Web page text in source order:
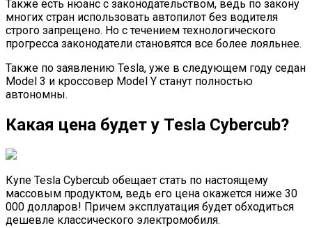
Также есть нюанс с законодательством, ведь по закону
многих стран использовать автопилот без водителя
строго запрещено. Но с течением технологического
прогресса законодатели становятся все более лояльнее.
Также по заявлению Tesla, уже в следующем году седан
Model 3 и кроссовер Model Y станут полностью
автономны.
Какая цена будет у Tesla Cybercub?
Купе Tesla Cybercub обещает стать по настоящему
массовым продуктом, ведь его цена окажется ниже 30
000 долларов! Причем эксплуатация будет обходиться
дешевле классического электромобиля.